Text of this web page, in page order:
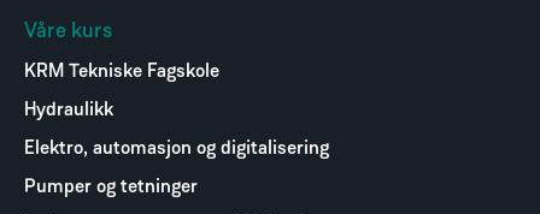
Våre kurs
KRM Tekniske Fagskole
Hydraulikk
Elektro, automasjon og digitalisering
Pumper og tetninger